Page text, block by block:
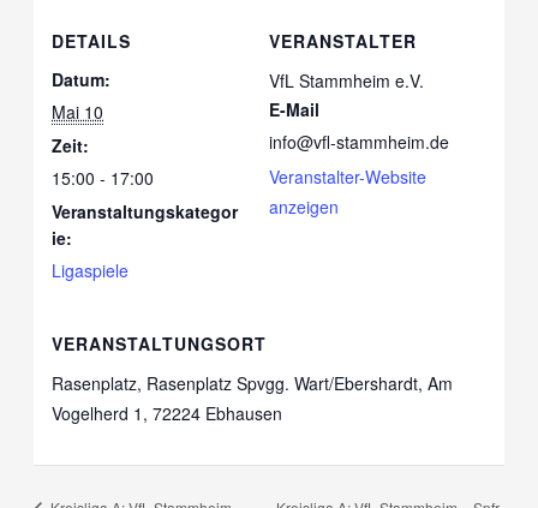
DETAILS
Datum:
Mai 10
Zeit:
15:00 - 17:00
Veranstaltungskategor
ie:
Ligaspiele
VERANSTALTER
VfL Stammheim e.V.
E-Mail
info@vfl-stammheim.de
Veranstalter-Website
anzeigen
VERANSTALTUNGSORT
Rasenplatz, Rasenplatz Spvgg. Wart/Ebershardt, Am
Vogelherd 1, 72224 Ebhausen